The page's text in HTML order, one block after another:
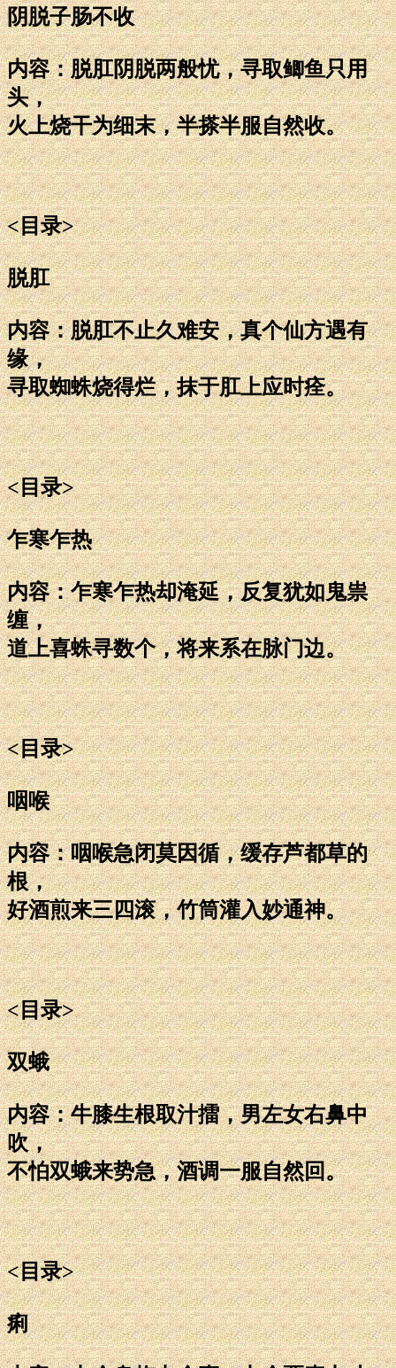
阴脱子肠不收
内容：脱肛阴脱两般忧，寻取鲫鱼只用
头，
火上烧干为细末，半搽半服自然收。
<目录>
脱肛
内容：脱肛不止久难安，真个仙方遇有
缘，
寻取蜘蛛烧得烂，抹于肛上应时痊。
<目录>
乍寒乍热
内容：乍寒乍热却淹延，反复犹如鬼祟
缠，
道上喜蛛寻数个，将来系在脉门边。
<目录>
咽喉
内容：咽喉急闭莫因循，缓存芦都草的
根，
好酒煎来三四滚，竹筒灌入妙通神。
<目录>
双蛾
内容：牛膝生根取汁擂，男左女右鼻中
吹，
不怕双蛾来势急，酒调一服自然回。
<目录>
痢